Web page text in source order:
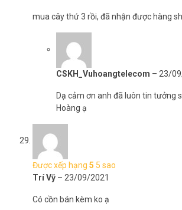
mua cây thứ 3 rồi, đã nhận được hàng
CSKH_Vuhoangtelecom – 23/
Dạ cảm ơn anh đã luôn tin tưởng
Hoàng ạ
Được xếp hạng 5 5 sao
Trí Vỹ – 23/09/2021
Có cồn bán kèm ko ạ